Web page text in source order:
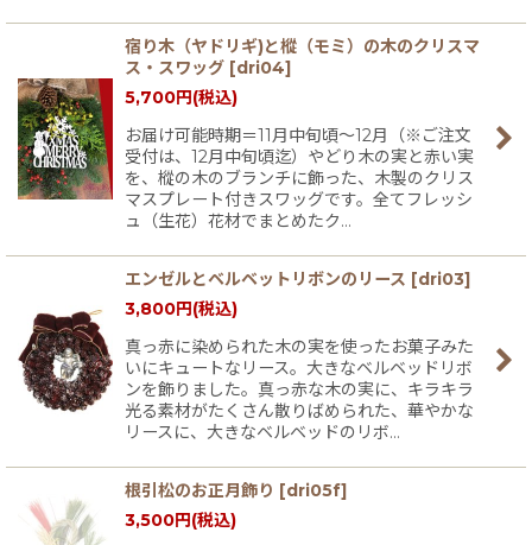
宿り木（ヤドリギ)と樅（モミ）の木のクリスマ
ス・スワッグ [dri04]
5,700円(税込)
お届け可能時期＝11月中旬頃〜12月（※ご注文
受付は、12月中旬頃迄）やどり木の実と赤い実
を、樅の木のブランチに飾った、木製のクリス
マスプレート付きスワッグです。全てフレッシ
ュ（生花）花材でまとめたク…
エンゼルとベルベットリボンのリース [dri03]
3,800円(税込)
真っ赤に染められた木の実を使ったお菓子みた
いにキュートなリース。大きなベルベッドリボ
ンを飾りました。真っ赤な木の実に、キラキラ
光る素材がたくさん散りばめられた、華やかな
リースに、大きなベルベッドのリボ…
根引松のお正月飾り [dri05f]
3,500円(税込)